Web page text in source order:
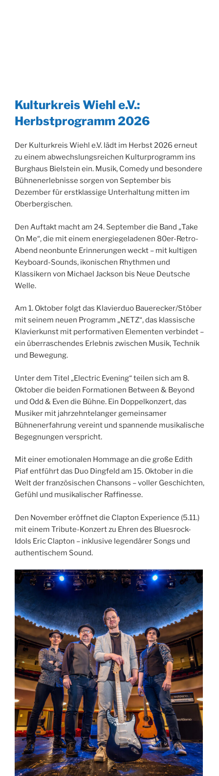
Kulturkreis Wiehl e.V.:
Herbstprogramm 2026
Der Kulturkreis Wiehl e.V. lädt im Herbst 2026 erneut
zu einem abwechslungsreichen Kulturprogramm ins
Burghaus Bielstein ein. Musik, Comedy und besondere
Bühnenerlebnisse sorgen von September bis
Dezember für erstklassige Unterhaltung mitten im
Oberbergischen.
Den Auftakt macht am 24. September die Band „Take
On Me“, die mit einem energiegeladenen 80er-Retro-
Abend neonbunte Erinnerungen weckt – mit kultigen
Keyboard-Sounds, ikonischen Rhythmen und
Klassikern von Michael Jackson bis Neue Deutsche
Welle.
Am 1. Oktober folgt das Klavierduo Bauerecker/Stöber
mit seinem neuen Programm „NETZ“, das klassische
Klavierkunst mit performativen Elementen verbindet –
ein überraschendes Erlebnis zwischen Musik, Technik
und Bewegung.
Unter dem Titel „Electric Evening“ teilen sich am 8.
Oktober die beiden Formationen Between & Beyond
und Odd & Even die Bühne. Ein Doppelkonzert, das
Musiker mit jahrzehntelanger gemeinsamer
Bühnenerfahrung vereint und spannende musikalische
Begegnungen verspricht.
Mit einer emotionalen Hommage an die große Edith
Piaf entführt das Duo Dingfeld am 15. Oktober in die
Welt der französischen Chansons – voller Geschichten,
Gefühl und musikalischer Raffinesse.
Den November eröffnet die Clapton Experience (5.11.)
mit einem Tribute-Konzert zu Ehren des Bluesrock-
Idols Eric Clapton – inklusive legendärer Songs und
authentischem Sound.